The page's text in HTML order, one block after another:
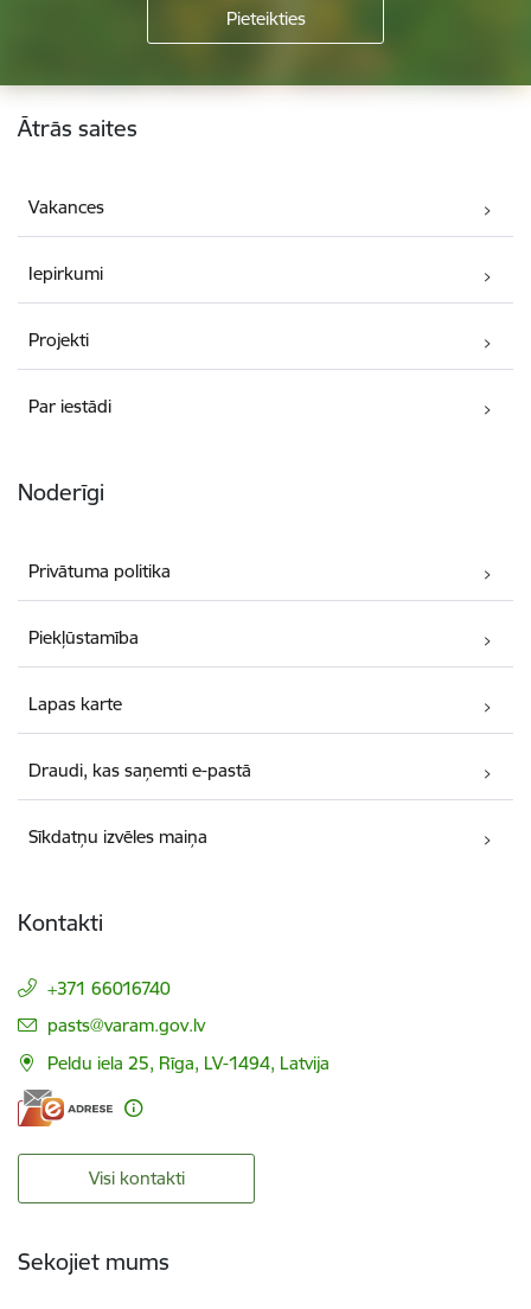
Kājene
Ātrās saites
Vakances
Iepirkumi
Projekti
Par iestādi
Noderīgi
Privātuma politika
Piekļūstamība
Lapas karte
Draudi, kas saņemti e-pastā
Sīkdatņu izvēles maiņa
Kontakti
+371 66016740
E-pasts:
pasts@varam.gov.lv
Peldu iela 25, Rīga, LV-1494, Latvija
Visi kontakti
Sekojiet mums